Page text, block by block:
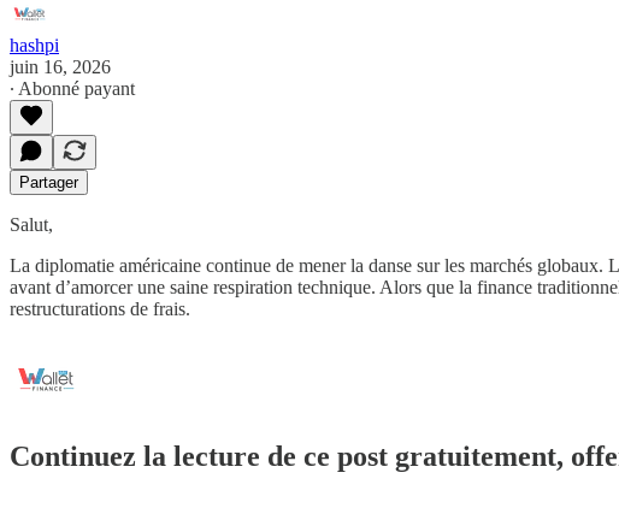
hashpi
juin 16, 2026
∙ Abonné payant
Partager
Salut,
​La diplomatie américaine continue de mener la danse sur les marchés
avant d’amorcer une saine respiration technique. Alors que la finance
restructurations de frais.
Continuez la lecture de ce post gratuitement,